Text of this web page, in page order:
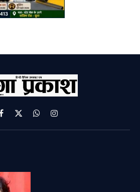
Facebook
X
(Twitter)
WhatsAppInstagram